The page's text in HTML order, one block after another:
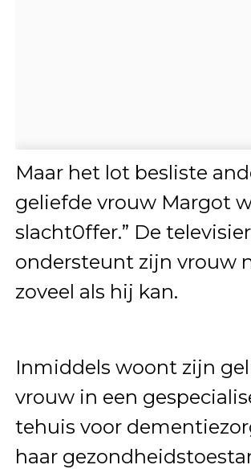
Maar het lot besliste
geliefde vrouw Margot
slacht0ffer.” De
ondersteunt zijn vrouw
zoveel als hij kan.
Inmiddels woont zijn
vrouw in een
tehuis voor
haar